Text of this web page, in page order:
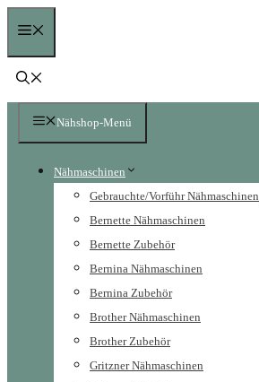
springen
Nähshop-Menü
Nähmaschinen
Gebrauchte/Vorführ Nähmaschinen
Bernette Nähmaschinen
Bernette Zubehör
Bernina Nähmaschinen
Bernina Zubehör
Brother Nähmaschinen
Brother Zubehör
Gritzner Nähmaschinen